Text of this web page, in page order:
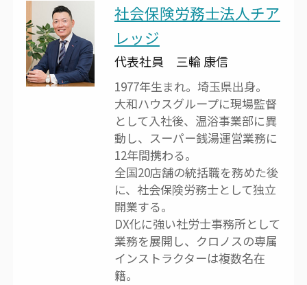
社会保険労務士法人チア
レッジ
代表社員 三輪 康信
1977年生まれ。埼玉県出身。
大和ハウスグループに現場監督
として入社後、温浴事業部に異
動し、スーパー銭湯運営業務に
12年間携わる。
全国20店舗の統括職を務めた後
に、社会保険労務士として独立
開業する。
DX化に強い社労士事務所として
業務を展開し、クロノスの専属
インストラクターは複数名在
籍。